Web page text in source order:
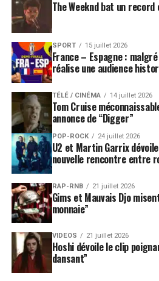
The Weeknd bat un record
SPORT 15 juillet 2026
France – Espagne :
réalise une audience
TÉLÉ / CINÉMA 14 juillet 2026
Tom Cruise
annonce de “Digger”
POP-ROCK 24 juillet 2026
U2 et Martin Garrix
nouvelle rencontre entre
RAP-RNB 21 juillet 2026
Gims et Mauvais Djo
monnaie”
VIDEOS 21 juillet 2026
Hoshi dévoile le clip
dansant”